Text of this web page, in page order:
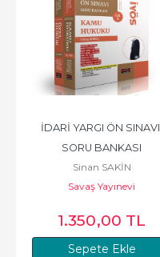
Sepete Ekle
İDARİ YARGI ÖN SINAVI
SORU BANKASI
Sinan SAKİN
Savaş Yayınevi
1.350,00 TL